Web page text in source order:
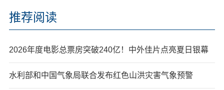
推荐阅读
2026年度电影总票房突破240亿！中外佳片点亮夏日银幕
水利部和中国气象局联合发布红色山洪灾害气象预警